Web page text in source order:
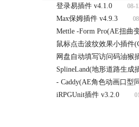
登录易插件 v4.1.0 08-
Max保姆插件 v4.9.3
Mettle -Form Pro(AE扭曲
件下载
鼠标点击波纹效果小插件
(ClickShow) v1.3.3.0软件下载
网盘自动填写访问码油猴
SplineLand(地形道路生成
- Caddy(AE角色动画口型
载
iRPGUnit插件 v3.2.0